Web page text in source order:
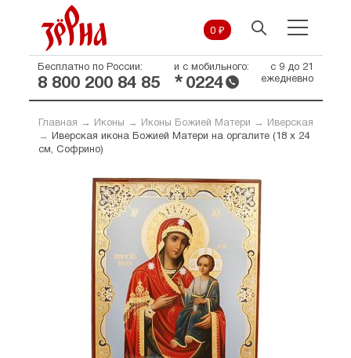
0 ₽
Бесплатно по России:
8 800 200 84 85
и с мобильного:
* 0224
с 9 до 21
ежедневно
Главная → Иконы → Иконы Божией Матери →
Иверская
→
Иверская икона Божией Матери на оргалите (18 х 24
см, Софрино)